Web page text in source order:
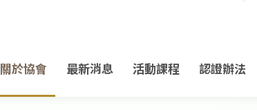
關於協會 最新消息 活動課程 認證辦法